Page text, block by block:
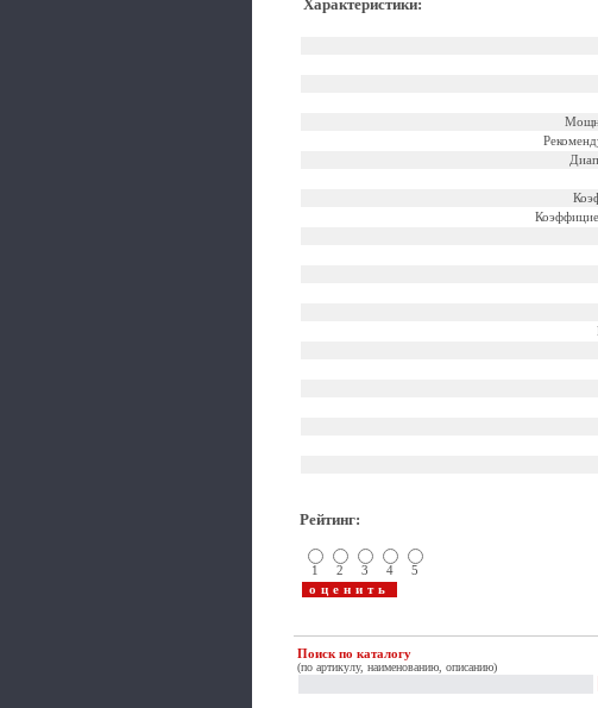
Характеристики:
Рейтинг:
1 2 3 4 5
Поиск по каталогу
(по артикулу, наименованию, описанию)